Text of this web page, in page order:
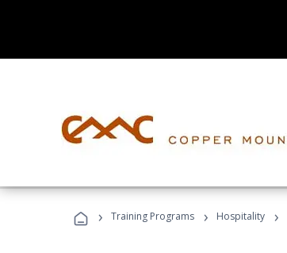
› Training Programs › Hospitality ›